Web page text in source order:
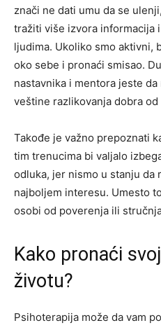
znači ne dati umu da se
tražiti više izvora informacija
ljudima. Ukoliko smo aktivni,
oko sebe i pronaći smisao.
nastavnika i mentora jeste
veštine razlikovanja dobra
Takođe je važno prepoznati
tim trenucima bi valjalo
odluka, jer nismo u stanju da
najboljem interesu. Umesto
osobi od poverenja ili
Kako pronaći
životu?
Psihoterapija može da vam